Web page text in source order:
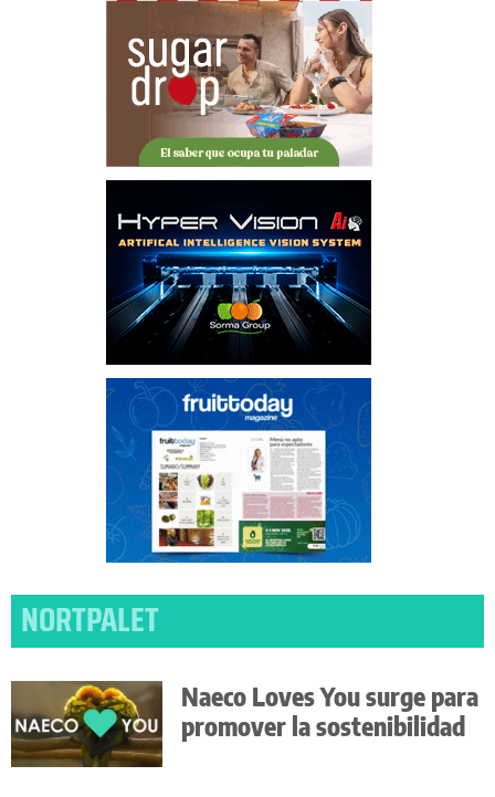
NORTPALET
Naeco Loves You surge para
promover la sostenibilidad